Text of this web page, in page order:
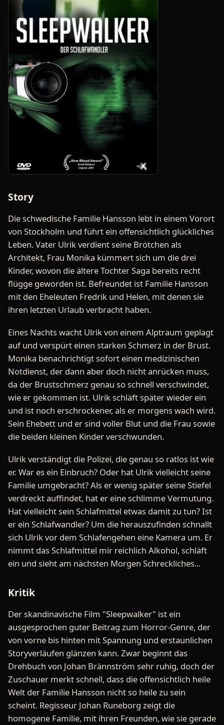
Story
Die schwedische Familie Hansson lebt in einem Vorort
von Stockholm und führt ein offensichtlich glückliches
Leben. Vater Ulrik verdient seine Brötchen als
Architekt, Frau Monika kümmert sich um die drei
Kinder, wovon die ältere Tochter Saga bereits recht
flügge geworden ist. Befreundet ist Familie Hansson
mit den Eheleuten Fredrik und Helen, mit denen sie
ihren letzten Urlaub verbracht haben.
Eines Nachts wacht Ulrik von einem Alptraum geplagt
auf und verspürt einen starken Schmerz in der Brust.
Monika benachrichtigt sofort einen medizinischen
Notdienst, der dann aber doch nicht anrücken muss,
da der Brustschmerz genau so schnell verschwindet,
wie er gekommen ist. Ulrik schläft später wieder ein
und ist noch erschrockener, als er morgens wach wird.
Sein Ehebett und er sind voller Blut und die Frau sowie
die beiden kleinen Kinder verschwunden.
Ulrik verständigt die Polizei, die genau so ratlos ist wie
er. War es ein Einbruch? Oder hat Ulrik vielleicht seine
Familie umgebracht? Als er wenig später seine Stiefel
verdreckt auffindet, hat er eine schlimme Vermutung.
Hat vielleicht sein Schlafmittel etwas damit zu tun? Ist
er ein Schlafwandler? Um die herauszufinden schnallt
sich Ulrik vor dem Schlafengehen eine Kamera um. Er
nimmt das Schlafmittel mir reichlich Alkohol, schläft
ein und sieht am nächsten Morgen Schreckliches...
Kritik
Der skandinavische Film "Sleepwalker" ist ein
ausgesprochen guter Beitrag zum Horror-Genre, der
von vorne bis hinten mit Spannung und erstaunlichen
Storyverläufen glänzen kann. Zwar beginnt das
Drehbuch von Johan Brännström sehr ruhig, doch der
Zuschauer merkt schnell, dass die offensichtlich heile
Welt der Familie Hansson nicht so heile zu sein
scheint. Regisseur Johan Runeborg zeigt die
homogene Familie, mit ihren Freunden, wie sie gerade